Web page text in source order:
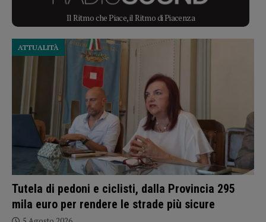
Il Ritmo che Piace, il Ritmo di Piacenza
Tutela di pedoni e ciclisti, dalla Provincia 295
mila euro per rendere le strade più sicure
ATTUALITÀ